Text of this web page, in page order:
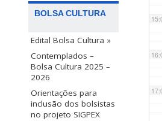
BOLSA CULTURA
Edital Bolsa Cultura »
Contemplados –
Bolsa Cultura 2025 –
2026
Orientações para
inclusão dos bolsistas
no projeto SIGPEX